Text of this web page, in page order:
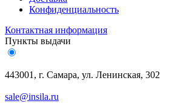
Конфиденциальность
Контактная информация
Пункты выдачи
443001, г. Самара, ул. Ленинская, 302
sale@insila.ru